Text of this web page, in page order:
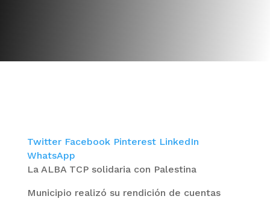
Twitter Facebook Pinterest LinkedIn
WhatsApp
La ALBA TCP solidaria con Palestina
Municipio realizó su rendición de cuentas